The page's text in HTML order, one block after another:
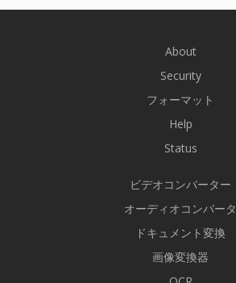
About
Security
フォーマット
Help
Status
ビデオコンバーター
オーディオコンバータ
ドキュメント変換
画像変換器